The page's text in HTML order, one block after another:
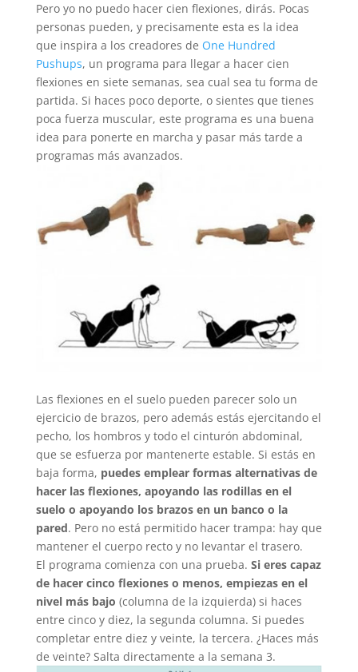
Pero yo no puedo hacer cien flexiones, dirás. Pocas
personas pueden, y precisamente esta es la idea
que inspira a los creadores de One Hundred
Pushups, un programa para llegar a hacer cien
flexiones en siete semanas, sea cual sea tu forma de
partida. Si haces poco deporte, o sientes que tienes
poca fuerza muscular, este programa es una buena
idea para ponerte en marcha y pasar más tarde a
programas más avanzados.
Las flexiones en el suelo pueden parecer solo un
ejercicio de brazos, pero además estás ejercitando el
pecho, los hombros y todo el cinturón abdominal,
que se esfuerza por mantenerte estable. Si estás en
baja forma, puedes emplear formas alternativas de
hacer las flexiones, apoyando las rodillas en el
suelo o apoyando los brazos en un banco o la
pared. Pero no está permitido hacer trampa: hay que
mantener el cuerpo recto y no levantar el trasero.
El programa comienza con una prueba. Si eres capaz
de hacer cinco flexiones o menos, empiezas en el
nivel más bajo (columna de la izquierda) si haces
entre cinco y diez, la segunda columna. Si puedes
completar entre diez y veinte, la tercera. ¿Haces más
de veinte? Salta directamente a la semana 3.